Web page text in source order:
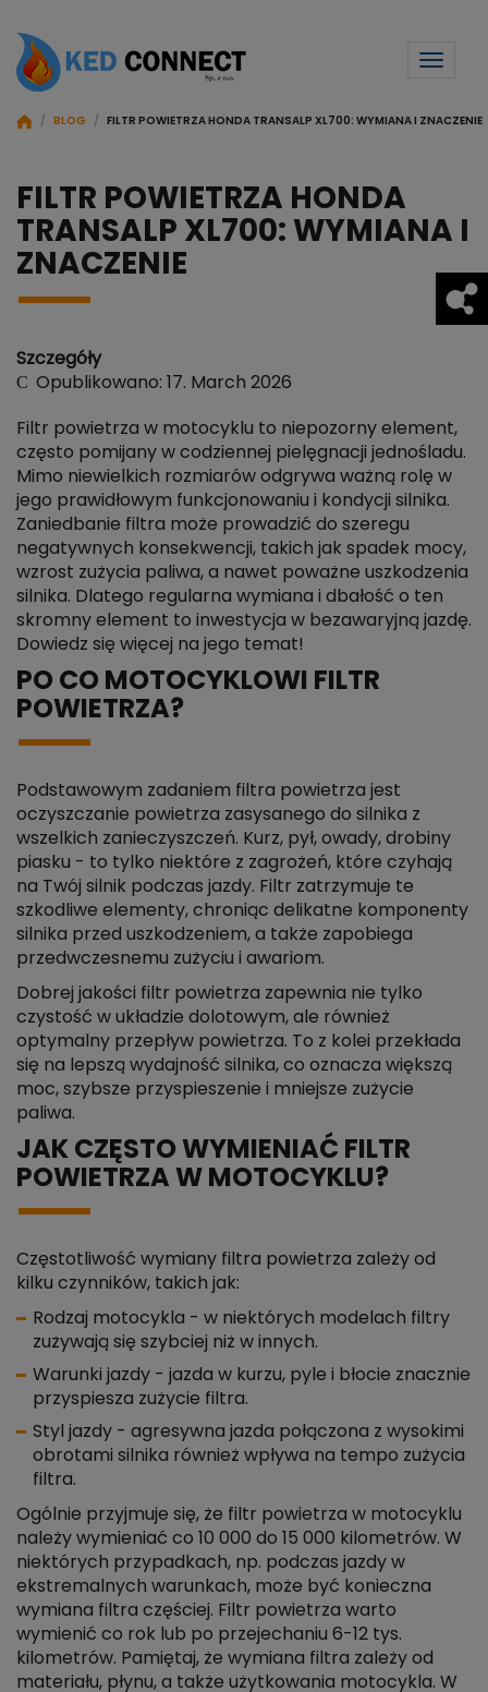
Toggle
/ BLOG / FILTR POWIETRZA HONDA TRANSALP XL700: WYMIANA I ZNACZENIE
FILTR POWIETRZA HONDA
TRANSALP XL700: WYMIANA I
ZNACZENIE
Szczegóły
Opublikowano: 17. March 2026
Filtr powietrza w motocyklu to niepozorny element,
często pomijany w codziennej pielęgnacji jednośladu.
Mimo niewielkich rozmiarów odgrywa ważną rolę w
jego prawidłowym funkcjonowaniu i kondycji silnika.
Zaniedbanie filtra może prowadzić do szeregu
negatywnych konsekwencji, takich jak spadek mocy,
wzrost zużycia paliwa, a nawet poważne uszkodzenia
silnika. Dlatego regularna wymiana i dbałość o ten
skromny element to inwestycja w bezawaryjną jazdę.
Dowiedz się więcej na jego temat!
PO CO MOTOCYKLOWI FILTR
POWIETRZA?
Podstawowym zadaniem filtra powietrza jest
oczyszczanie powietrza zasysanego do silnika z
wszelkich zanieczyszczeń. Kurz, pył, owady, drobiny
piasku - to tylko niektóre z zagrożeń, które czyhają
na Twój silnik podczas jazdy. Filtr zatrzymuje te
szkodliwe elementy, chroniąc delikatne komponenty
silnika przed uszkodzeniem, a także zapobiega
przedwczesnemu zużyciu i awariom.
Dobrej jakości filtr powietrza zapewnia nie tylko
czystość w układzie dolotowym, ale również
optymalny przepływ powietrza. To z kolei przekłada
się na lepszą wydajność silnika, co oznacza większą
moc, szybsze przyspieszenie i mniejsze zużycie
paliwa.
JAK CZĘSTO WYMIENIAĆ FILTR
POWIETRZA W MOTOCYKLU?
Częstotliwość wymiany filtra powietrza zależy od
kilku czynników, takich jak:
Rodzaj motocykla - w niektórych modelach filtry
zużywają się szybciej niż w innych.
Warunki jazdy - jazda w kurzu, pyle i błocie znacznie
przyspiesza zużycie filtra.
Styl jazdy - agresywna jazda połączona z wysokimi
obrotami silnika również wpływa na tempo zużycia
filtra.
Ogólnie przyjmuje się, że filtr powietrza w motocyklu
należy wymieniać co 10 000 do 15 000 kilometrów. W
niektórych przypadkach, np. podczas jazdy w
ekstremalnych warunkach, może być konieczna
wymiana filtra częściej. Filtr powietrza warto
wymienić co rok lub po przejechaniu 6-12 tys.
kilometrów. Pamiętaj, że wymiana filtra zależy od
materiału, płynu, a także użytkowania motocykla. W